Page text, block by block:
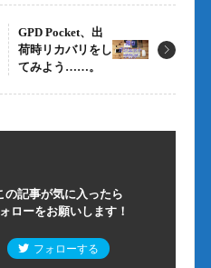
GPD Pocket、出
荷時リカバリをし
てみよう……。
の記事が気に入ったら
ローをお願いします！
フォローする